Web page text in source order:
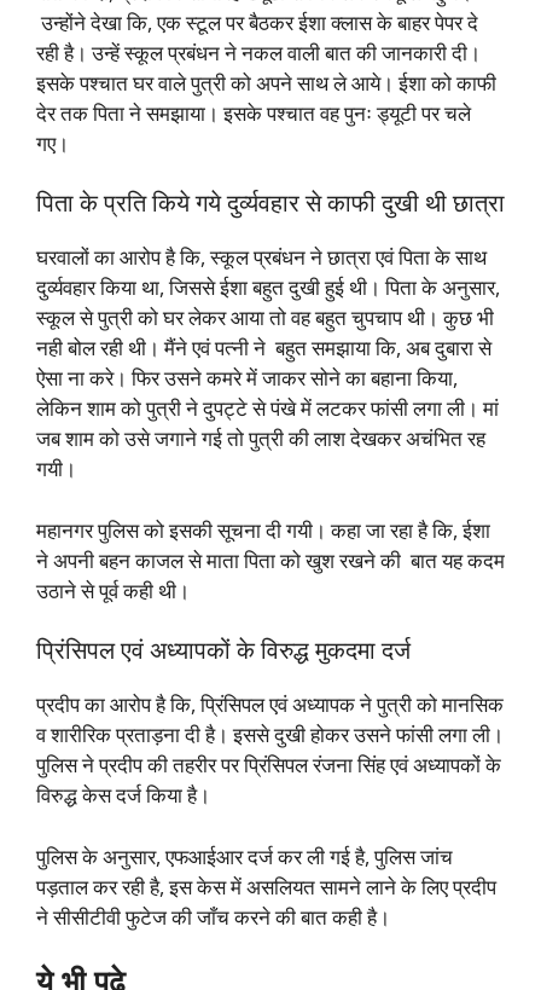
उन्होंने देखा कि, एक स्टूल पर बैठकर ईशा क्लास के बाहर पेपर दे
रही है। उन्हें स्कूल प्रबंधन ने नकल वाली बात की जानकारी दी।
इसके पश्चात घर वाले पुत्री को अपने साथ ले आये। ईशा को काफी
देर तक पिता ने समझाया। इसके पश्चात वह पुनः ड्यूटी पर चले
गए।
पिता के प्रति किये गये दुर्व्यवहार से काफी दुखी थी छात्रा
घरवालों का आरोप है कि, स्कूल प्रबंधन ने छात्रा एवं पिता के साथ
दुर्व्यवहार किया था, जिससे ईशा बहुत दुखी हुई थी।पिता के अनुसार,
स्कूल से पुत्री को घर लेकर आया तो वह बहुत चुपचाप थी। कुछ भी
नही बोल रही थी। मैंने एवं पत्नी ने बहुत समझाया कि, अब दुबारा से
ऐसा ना करे।फिर उसने कमरे में जाकर सोने का बहाना किया,
लेकिन शाम को पुत्री ने दुपट्टे से पंखे में लटकर फांसी लगा ली। मां
जब शाम को उसे जगाने गई तो पुत्री की लाश देखकर अचंभित रह
गयी।
महानगर पुलिस को इसकी सूचना दी गयी। कहा जा रहा है कि, ईशा
ने अपनी बहन काजल से माता पिता को खुश रखने की बात यह कदम
उठाने से पूर्व कही थी।
प्रिंसिपल एवं अध्यापकों के विरुद्ध मुकदमा दर्ज
प्रदीप का आरोप है कि, प्रिंसिपल एवं अध्यापक ने पुत्री को मानसिक
व शारीरिक प्रताड़ना दी है। इससे दुखी होकर उसने फांसी लगा ली।
पुलिस ने प्रदीप की तहरीर पर प्रिंसिपल रंजना सिंह एवं अध्यापकों के
विरुद्ध केस दर्ज किया है।
पुलिस के अनुसार, एफआईआर दर्ज कर ली गई है, पुलिस जांच
पड़ताल कर रही है, इस केस में असलियत सामने लाने के लिए प्रदीप
ने सीसीटीवी फुटेज की जाँच करने की बात कही है।
ये भी पढ़े